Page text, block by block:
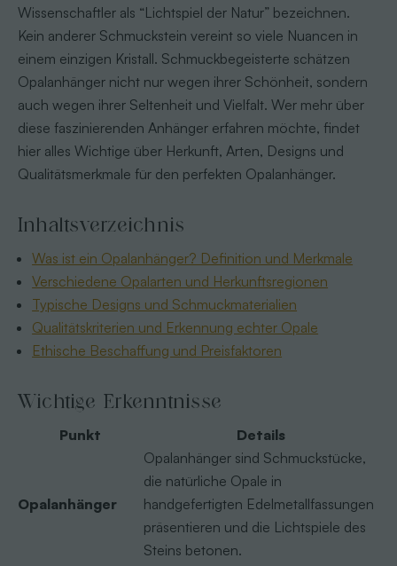
Wissenschaftler als “Lichtspiel der Natur” bezeichnen.
Kein anderer Schmuckstein vereint so viele Nuancen in
einem einzigen Kristall. Schmuckbegeisterte schätzen
Opalanhänger nicht nur wegen ihrer Schönheit, sondern
auch wegen ihrer Seltenheit und Vielfalt. Wer mehr über
diese faszinierenden Anhänger erfahren möchte, findet
hier alles Wichtige über Herkunft, Arten, Designs und
Qualitätsmerkmale für den perfekten Opalanhänger.
Inhaltsverzeichnis
Was ist ein Opalanhänger? Definition und Merkmale
Verschiedene Opalarten und Herkunftsregionen
Typische Designs und Schmuckmaterialien
Qualitätskriterien und Erkennung echter Opale
Ethische Beschaffung und Preisfaktoren
Wichtige Erkenntnisse
Punkt Details
Opalanhänger
Opalanhänger sind Schmuckstücke,
die natürliche Opale in
handgefertigten Edelmetallfassungen
präsentieren und die Lichtspiele des
Steins betonen.